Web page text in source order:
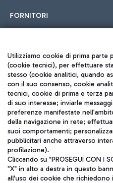
FORNITORI
Seguici sui social
TRAVEL
Utilizziamo cookie di prima parte
(cookie tecnici), per effettuare
stesso (cookie analitici, quando
con il suo consenso, cookie
tecnici, cookie di prima e terza
di suo interesse; inviarle
preferenze manifestate
della navigazione in rete;
suoi comportamenti;
pubblicitari anche attraverso
profilazione).
Cliccando su "PROSEGUI CON I
"X" in alto a destra in questo
all'uso dei cookie che richiedono